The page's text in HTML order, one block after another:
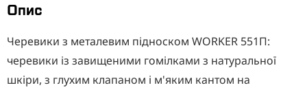
Опис
Черевики з металевим підноском WORKER 551П:
черевики із завищеними гомілками з натуральної
шкіри, з глухим клапаном і м'яким кантом на